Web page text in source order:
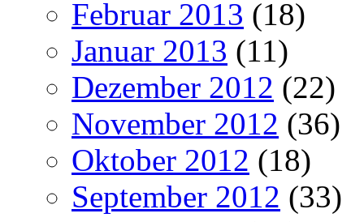
Februar 2013 (18)
Januar 2013 (11)
Dezember 2012 (22)
November 2012 (36)
Oktober 2012 (18)
September 2012 (33)